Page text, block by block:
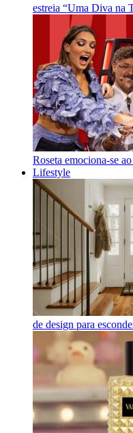
estreia “Uma Diva na
Roseta emociona-se
Lifestyle
de design para